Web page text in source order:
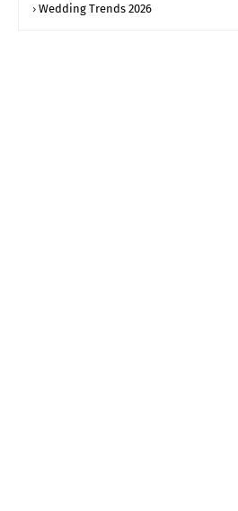
Wedding Trends 2026